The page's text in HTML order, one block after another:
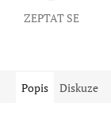
ZEPTAT SE
Popis Diskuze